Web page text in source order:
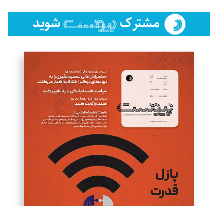
فائزه فتحی رستمی
تحریریه
سروش کرمیان
تحریریه
مینا پاکدل
یسنا امان‌پور
تحریریه